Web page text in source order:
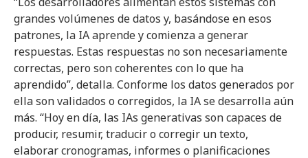
grandes volúmenes de datos y, basándose en esos
patrones, la IA aprende y comienza a generar
respuestas. Estas respuestas no son necesariamente
correctas, pero son coherentes con lo que ha
aprendido”, detalla. Conforme los datos generados por
ella son validados o corregidos, la IA se desarrolla aún
más. “Hoy en día, las IAs generativas son capaces de
producir, resumir, traducir o corregir un texto,
elaborar cronogramas, informes o planificaciones